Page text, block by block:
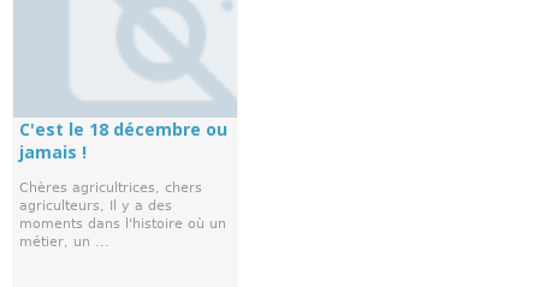
C'est le 18 décembre ou
jamais !
Chères agricultrices, chers
agriculteurs, Il y a des
moments dans l'histoire où un
métier, un ...